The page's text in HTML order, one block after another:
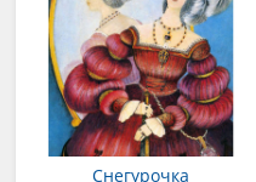
Снегурочка